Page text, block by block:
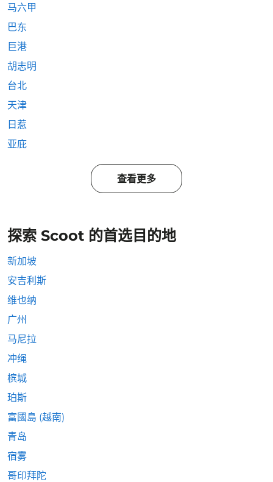
马六甲
巴东
巨港
胡志明
台北
天津
日惹
亚庇
查看更多
探索 Scoot 的首选目的地
新加坡
安吉利斯
维也纳
广州
马尼拉
冲绳
槟城
珀斯
富國島 (越南)
青岛
宿雾
哥印拜陀